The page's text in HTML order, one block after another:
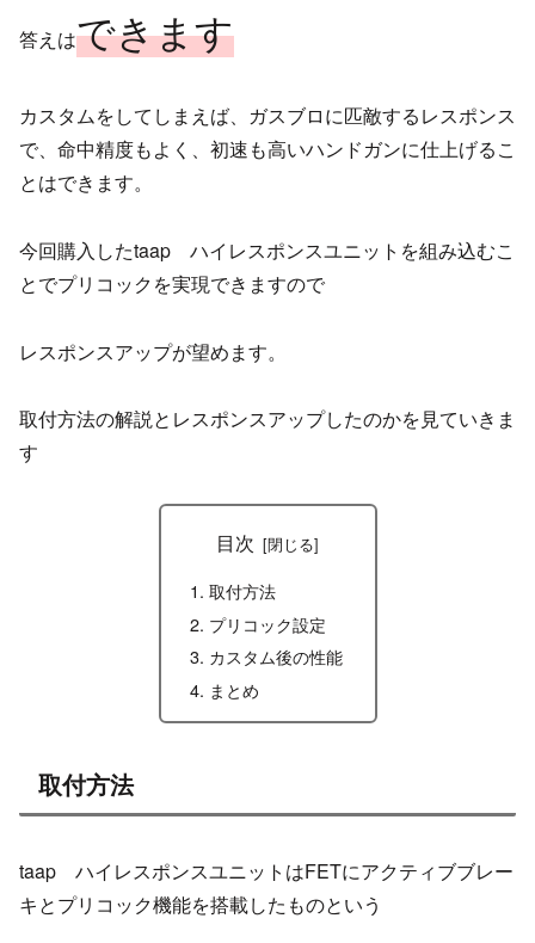
答えはできます
カスタムをしてしまえば、ガスブロに匹敵するレスポンス
で、命中精度もよく、初速も高いハンドガンに仕上げるこ
とはできます。
今回購入したtaap ハイレスポンスユニットを組み込むこ
とでプリコックを実現できますので
レスポンスアップが望めます。
取付方法の解説とレスポンスアップしたのかを見ていきま
す
目次
取付方法
プリコック設定
カスタム後の性能
まとめ
取付方法
taap ハイレスポンスユニットはFETにアクティブブレー
キとプリコック機能を搭載したものという